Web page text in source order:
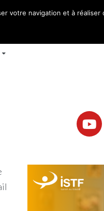
ADHÉRER
votre navigation et à